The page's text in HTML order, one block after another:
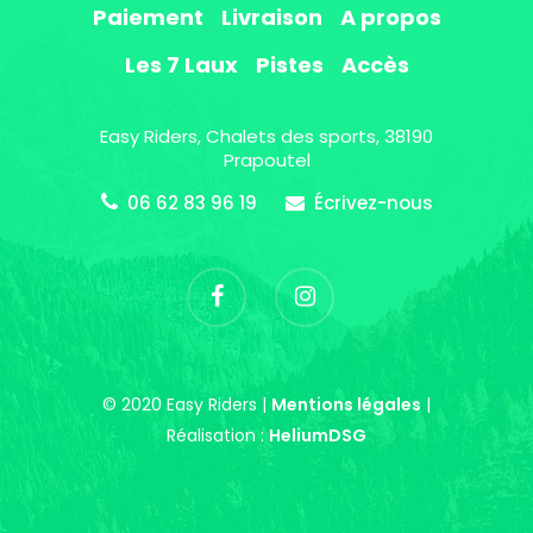
Paiement Livraison
A propos
Les 7 Laux
Pistes Accès
Easy Riders, Chalets des sports, 38190
Prapoutel
06 62 83 96 19
Écrivez-nous
© 2020 Easy Riders | Mentions légales |
Réalisation : HeliumDSG